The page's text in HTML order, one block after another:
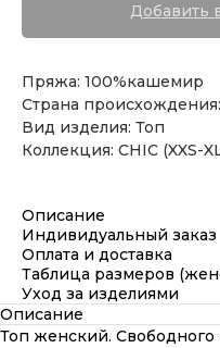
Добавить
Пряжа: 100%кашемир
Страна
Вид изделия: Топ
Коллекция: CHIC (XXS-
Описание
Индивидуальный заказ
Оплата и доставка
Таблица размеров
Уход за изделиями
Описание
Топ женский. Свободного